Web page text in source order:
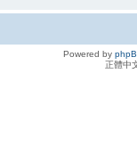
Powered by
正體中